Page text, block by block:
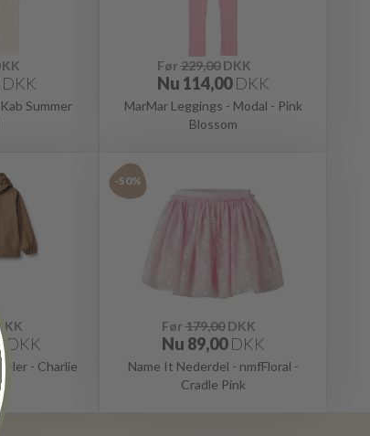
DKK
Summer
Før229,00DKK
Nu 114,00 DKK
MarMar Leggings - Modal - Pink
Blossom
DKK
- Charlie
-50%
Før179,00DKK
Nu 89,00 DKK
Name It Nederdel - nmfFloral -
Cradle Pink